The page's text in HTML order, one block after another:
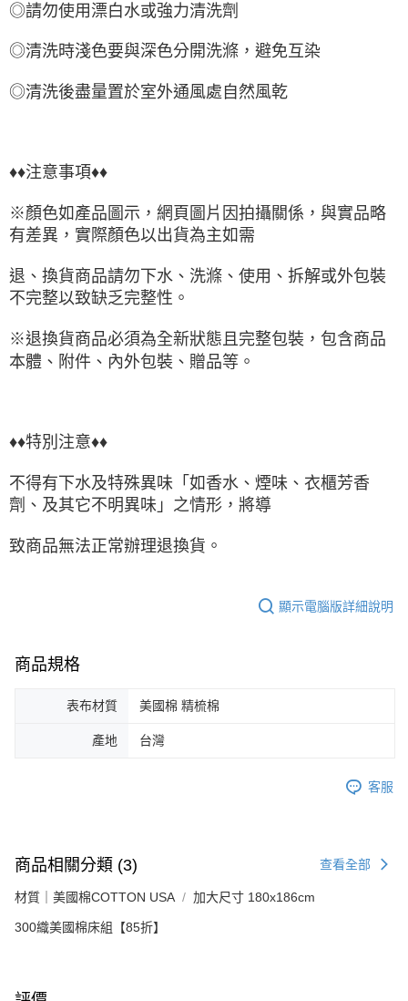
◎請勿使用漂白水或強力清洗劑
◎清洗時淺色要與深色分開洗滌，避免互染
◎清洗後盡量置於室外通風處自然風乾
♦♦注意事項♦♦
※顏色如產品圖示，網頁圖片因拍攝關係，與實品略
有差異，實際顏色以出貨為主如需
退、換貨商品請勿下水、洗滌、使用、拆解或外包裝
不完整以致缺乏完整性。
※退換貨商品必須為全新狀態且完整包裝，包含商品
本體、附件、內外包裝、贈品等。
♦♦特別注意♦♦
不得有下水及特殊異味「如香水、煙味、衣櫃芳香
劑、及其它不明異味」之情形，將導
致商品無法正常辦理退換貨。
顯示電腦版詳細說明
商品規格
表布材質 美國棉 精梳棉
產地 台灣
客服
商品相關分類 (3) 查看全部
材質｜美國棉COTTON USA 加大尺寸 180x186cm
300織美國棉床組【85折】